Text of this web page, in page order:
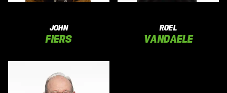
JOHN
FIERS
ROEL
VANDAELE